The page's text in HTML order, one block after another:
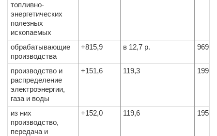
топливно-
энергетических
полезных
ископаемых
обрабатывающие
производства
+815,9 в 12,7 р. 969,1
производство и
распределение
электроэнергии,
газа и воды
+151,6 119,3 199,5
из них
производство,
передача и
+152,0 119,6 195,7